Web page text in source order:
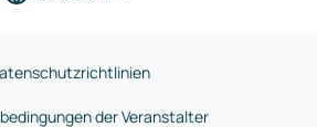
der Veranstalter